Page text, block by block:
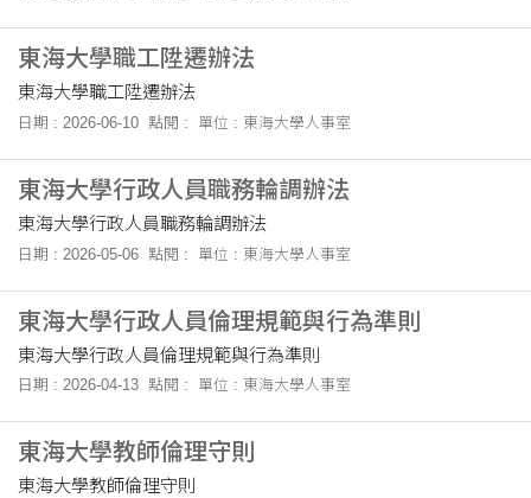
東海大學職工陞遷辦法
東海大學職工陞遷辦法
日期 : 2026-06-10 點閱 : 單位 : 東海大學人事室
東海大學行政人員職務輪調辦法
東海大學行政人員職務輪調辦法
日期 : 2026-05-06 點閱 : 單位 : 東海大學人事室
東海大學行政人員倫理規範與行為準則
東海大學行政人員倫理規範與行為準則
日期 : 2026-04-13 點閱 : 單位 : 東海大學人事室
東海大學教師倫理守則
東海大學教師倫理守則